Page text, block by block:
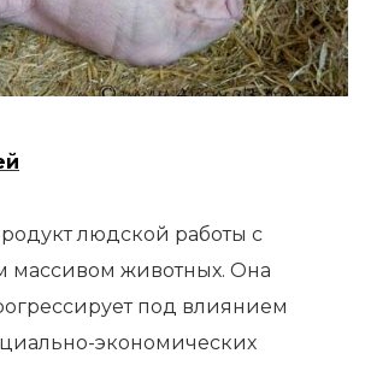
людской работы с
массивом животных. Она
под влиянием
экономических